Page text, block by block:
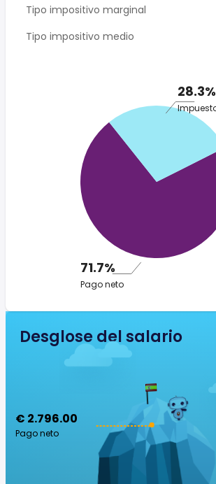
Tipo impositivo marginal
Tipo impositivo medio
28.3%
71.7%
Pago neto
Desglose del salario
€ 2.796.00
Pago neto